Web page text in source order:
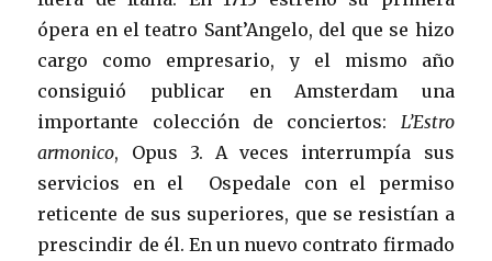
ópera en el teatro Sant’Angelo, del que se hizo
cargo como empresario, y el mismo año
consiguió publicar en Amsterdam una
importante colección de conciertos: L’Estro
armonico, Opus 3. A veces interrumpía sus
servicios en el Ospedale con el permiso
reticente de sus superiores, que se resistían a
prescindir de él. En un nuevo contrato firmado